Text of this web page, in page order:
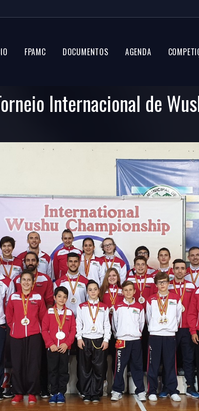
FPAMC DOCUMENTOS AGENDA
Internacional de